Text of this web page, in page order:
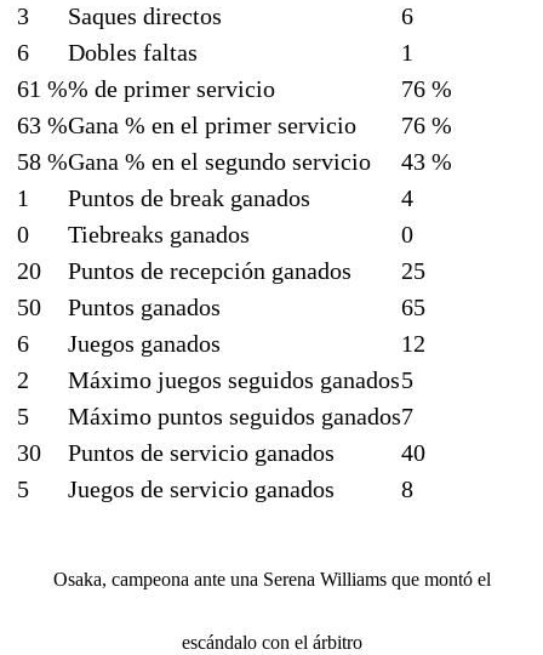
3 Saques directos
6
6
Dobles faltas
1
61 %% de primer servicio
76 %
63 %Gana % en el primer servicio
76 %
58 %Gana % en el segundo servicio
43 %
1
Puntos de break ganados
4
0
Tiebreaks ganados
0
20
Puntos de recepción ganados
25
50
Puntos ganados
65
6
Juegos ganados
12
2
Máximo juegos seguidos ganados5
5
Máximo puntos seguidos ganados7
30
Puntos de servicio ganados
40
5
Juegos de servicio ganados 8
Osaka, campeona ante una Serena Williams que montó el
escándalo con el árbitro